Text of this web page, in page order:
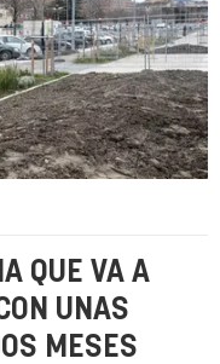
QUE VA A
UNAS
MESES